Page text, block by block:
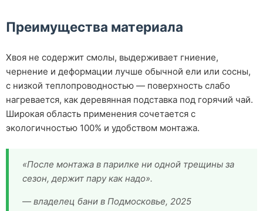
Преимущества материала
Хвоя не содержит смолы, выдерживает гниение,
чернение и деформации лучше обычной ели или сосны,
с низкой теплопроводностью — поверхность слабо
нагревается, как деревянная подставка под горячий чай.
Широкая область применения сочетается с
экологичностью 100% и удобством монтажа.
«После монтажа в парилке ни одной трещины за
сезон, держит пару как надо».
— владелец бани в Подмосковье, 2025